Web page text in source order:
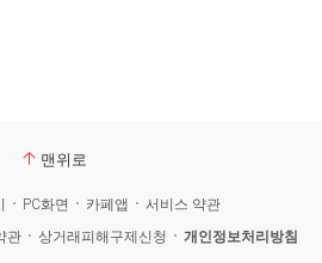
맨위로
PC화면 카페앱
서비스 약관
관 상거래피해구제신청 개인정보처리방침